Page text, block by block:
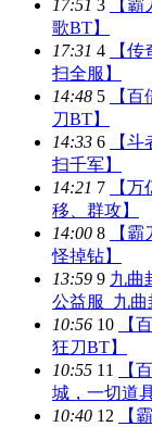
17:51 3
【
歌BT】
17:31 4
【
扫全服】
14:48 5
【
刀BT】
14:33 6
【
扫千军】
14:21 7
【
移、群攻】
14:00 8
【
怪掉钻】
13:59 9 九曲
公益服_九
10:56 10
【
狂刀BT】
10:55 11
【
城，一切道
10:40 12
【